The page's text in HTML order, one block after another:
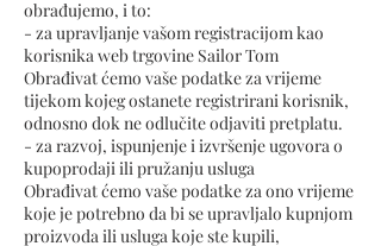
obrađujemo, i to:
- za upravljanje vašom registracijom kao
korisnika web trgovine Sailor Tom
Obrađivat ćemo vaše podatke za vrijeme
tijekom kojeg ostanete registrirani korisnik,
odnosno dok ne odlučite odjaviti pretplatu.
- za razvoj, ispunjenje i izvršenje ugovora o
kupoprodaji ili pružanju usluga
Obrađivat ćemo vaše podatke za ono vrijeme
koje je potrebno da bi se upravljalo kupnjom
proizvoda ili usluga koje ste kupili,